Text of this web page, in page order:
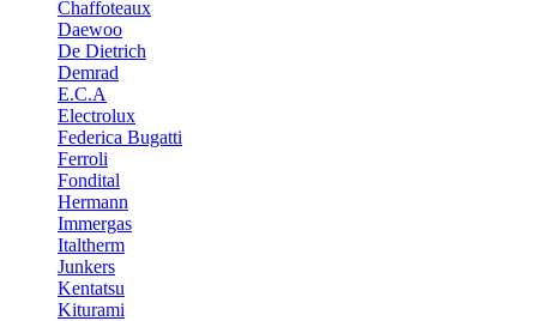
Chaffoteaux
Daewoo
De Dietrich
Demrad
E.C.A
Electrolux
Federica Bugatti
Ferroli
Fondital
Hermann
Immergas
Italtherm
Junkers
Kentatsu
Kiturami